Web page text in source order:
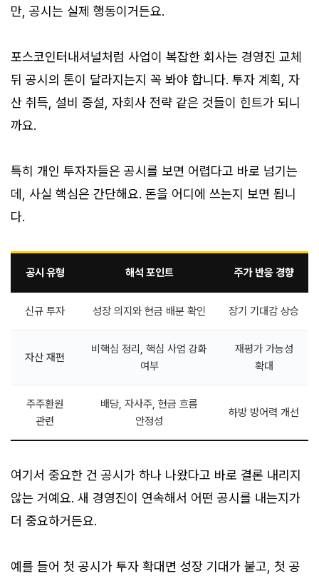
만, 공시는 실제 행동이거든요.
포스코인터내셔널처럼 사업이 복잡한 회사는 경영진 교체
뒤 공시의 톤이 달라지는지 꼭 봐야 합니다. 투자 계획, 자
산 취득, 설비 증설, 자회사 전략 같은 것들이 힌트가 되니
까요.
특히 개인 투자자들은 공시를 보면 어렵다고 바로 넘기는
데, 사실 핵심은 간단해요. 돈을 어디에 쓰는지 보면 됩니
다.
공시 유형 해석 포인트 주가 반응 경향
신규 투자 성장 의지와 현금 배분 확인 장기 기대감 상승
자산 재편
비핵심 정리, 핵심 사업 강화
여부
재평가 가능성
확대
주주환원
관련
배당, 자사주, 현금 흐름
안정성
하방 방어력 개선
여기서 중요한 건 공시가 하나 나왔다고 바로 결론 내리지
않는 거예요. 새 경영진이 연속해서 어떤 공시를 내는지가
더 중요하거든요.
예를 들어 첫 공시가 투자 확대면 성장 기대가 붙고, 첫 공